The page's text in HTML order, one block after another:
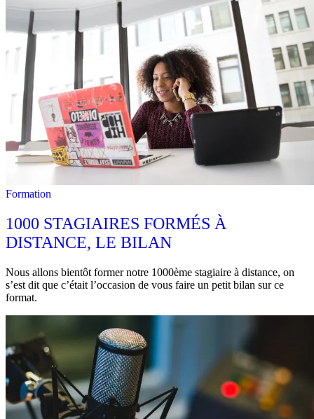
Formation
1000 STAGIAIRES FORMÉS À
DISTANCE, LE BILAN
Nous allons bientôt former notre 1000ème stagiaire à distance, on
s’est dit que c’était l’occasion de vous faire un petit bilan sur ce
format.